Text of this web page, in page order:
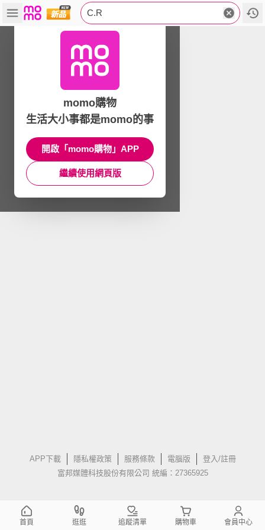
C.R
APP下載 隱私權政策 服務條款 電腦版
登入/註冊
富邦媒體科技股份有限公司 統編：27365925
momo購物
生活大小事都是momo的事
開啟「momo購物」APP
繼續使用網頁版
首頁 逛逛 追蹤清單 購物車 會員中心